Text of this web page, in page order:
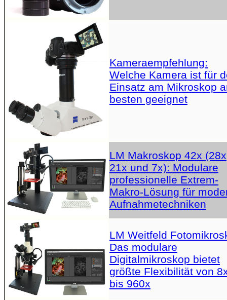
Kameraempfehlung:
Welche Kamera ist für
Einsatz am Mikroskop
besten geeignet
LM Makroskop 42x
21x und 7x): Modulare
professionelle Extrem-
Makro-Lösung für
Aufnahmetechniken
LM Weitfeld
Das modulare
Digitalmikroskop bietet
größte Flexibilität von
bis 960x